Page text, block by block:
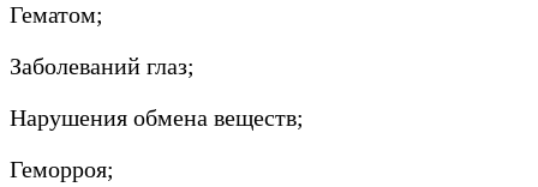
Гематом;
Заболеваний глаз;
Нарушения обмена веществ;
Геморроя;